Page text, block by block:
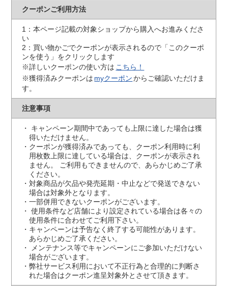
クーポンご利用方法
1：本ページ記載の対象ショップから購入へお進みくださ
い
2：買い物かごでクーポンが表示されるので「このクーポ
ンを使う」をクリックします
※詳しいクーポンの使い方は こちら！
※獲得済みクーポンは myクーポン からご確認いただけま
す。
注意事項
キャンペーン期間中であっても上限に達した場合は獲
得いただけません。
クーポンが獲得済みであっても、クーポン利用時に利
用枚数上限に達している場合は、クーポンが表示され
ません。 ご利用もできませんので、あらかじめご了承
ください。
対象商品が欠品や発売延期・中止などで発送できない
場合は対象外となります。
一部併用できないクーポンがございます。
使用条件など店舗により設定されている場合は各々の
使用条件に合わせてご利用下さい。
キャンペーンは予告なく終了する可能性があります。
あらかじめご了承ください。
メンテナンス等でキャンペーンにご参加いただけない
場合がございます。
弊社サービス利用において不正行為と合理的に判断さ
れた場合はクーポン進呈対象外とさせて頂きます。